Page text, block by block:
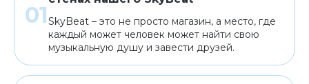
SkyBeat – это не просто магазин, а место, где
каждый может человек может найти свою
музыкальную душу и завести друзей.